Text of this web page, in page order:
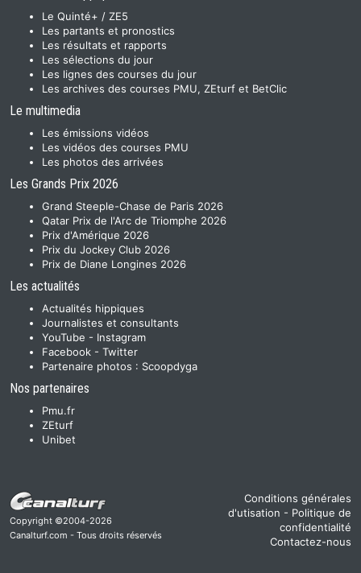
Le Quinté+ / ZE5
Les partants et pronostics
Les résultats et rapports
Les sélections du jour
Les lignes des courses du jour
Les archives des courses PMU, ZEturf et BetClic
Le multimedia
Les émissions vidéos
Les vidéos des courses PMU
Les photos des arrivées
Les Grands Prix 2026
Grand Steeple-Chase de Paris 2026
Qatar Prix de l'Arc de Triomphe 2026
Prix d'Amérique 2026
Prix du Jockey Club 2026
Prix de Diane Longines 2026
Les actualités
Actualités hippiques
Journalistes et consultants
YouTube - Instagram
Facebook - Twitter
Partenaire photos : Scoopdyga
Nos partenaires
Pmu.fr
ZEturf
Unibet
Copyright ©2004-2026
Canalturf.com - Tous droits réservés
Conditions générales
d'utisation - Politique de
confidentialité
Contactez-nous